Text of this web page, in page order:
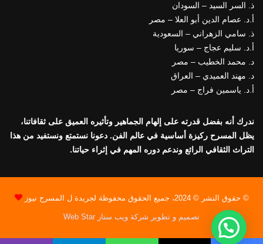
ذ. السر السيد – السودان
أ.د. عصام الدين أبو العلا – مصر
ذ. سامي الزهراني – السعودية
أ.د. سليم عجاج – سوريا
د. محمد الخطيب – مصر
د. مهند العميدي – العراق
أ.د. ياسمين فراج – مصر
ندرك أنه بفضل قدرته على إلهام الجماهير وتأثيره العميق على ثقافاتنا،
يظل المسرح ركيزة أساسية في عالم الفن. دعونا نستمتع ونستفيد من هذا
التراث الثقافي الرائع وندعم دوره المهم في إثراء حياتنا.
© حقوق النشر © 2024، جميع الحقوق محفوظة لجريدة ل المسرح نيوز
تصميم و تطوير شركة ويب ستار Web Star